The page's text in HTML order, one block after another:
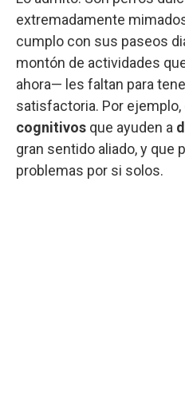
extremadamente
cumplo con sus paseos
montón de actividades
ahora— les faltan para
satisfactoria. Por
cognitivos que ayuden a
gran sentido aliado, y que
problemas por si solos.